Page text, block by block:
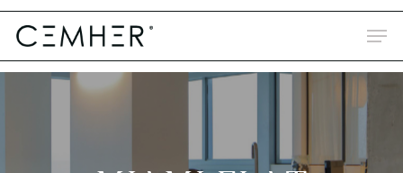
Skip
main